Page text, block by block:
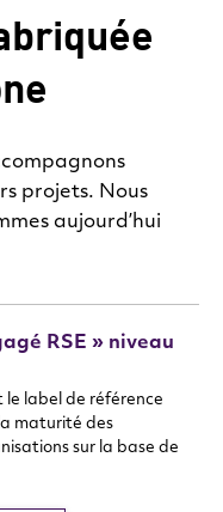
projets. Nous
aujourd’hui
RSE » niveau
le label de référence
maturité des
sur la base de